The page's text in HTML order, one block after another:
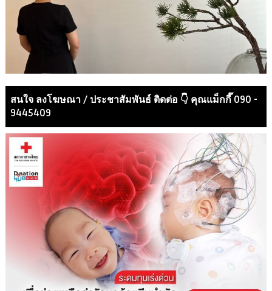
สนใจ ลงโฆษณา / ประชาสัมพันธ์ ติดต่อ 👇 คุณแม็กกี๊ 090 -
9445409